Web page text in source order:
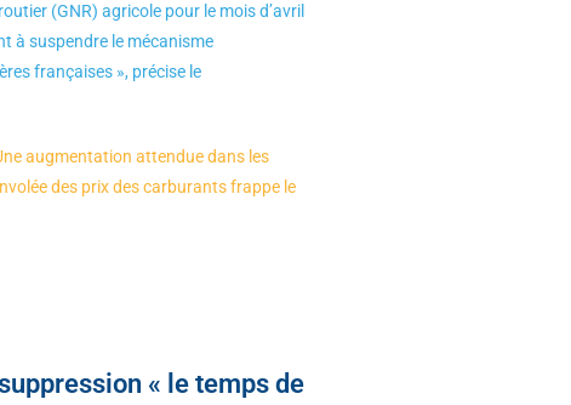
(GNR) agricole pour le mois d’avril
à suspendre le mécanisme
françaises », précise le
augmentation attendue dans les
des prix des carburants frappe le
« le temps de